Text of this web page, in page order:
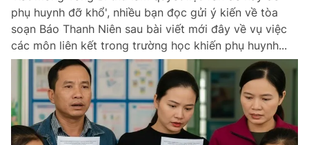
phụ huynh đỡ khổ', nhiều bạn đọc gửi ý kiến về tòa
soạn Báo Thanh Niên sau bài viết mới đây về vụ việc
các môn liên kết trong trường học khiến phụ huynh...